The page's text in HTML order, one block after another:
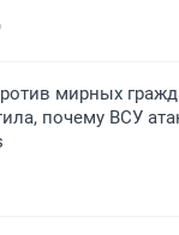
мирных
почему ВСУ